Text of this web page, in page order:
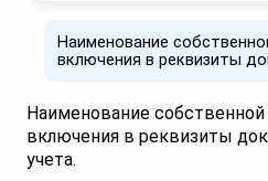
Наименование
включения в реквизиты
Наименование собственной
включения в реквизиты
учета.